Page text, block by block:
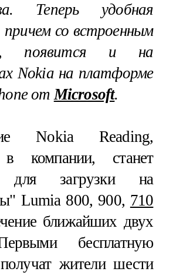
Теперь удобная
со встроенным
появится и на
Nokia на платформе
отMicrosoft.
Nokia Reading,
компании, станет
для загрузки на
Lumia 800, 900, 710
ближайших двух
бесплатную
жители шести